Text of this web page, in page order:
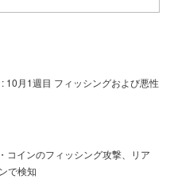
10月1週目 フィッシングおよび悪性
コインのフィッシング攻撃、リア
で検知